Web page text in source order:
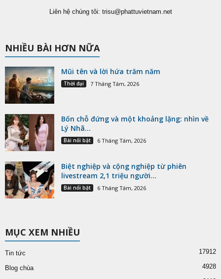
Liên hệ chúng tôi: trisu@phattuvietnam.net
NHIỀU BÀI HƠN NỮA
Mũi tên và lời hứa trăm năm
Thời đại 7 Tháng Tám, 2026
Bốn chỗ đứng và một khoảng lặng: nhìn về
Lý Nhã...
Bài nổi bật 6 Tháng Tám, 2026
Biệt nghiệp và cộng nghiệp từ phiên
livestream 2,1 triệu người...
Bài nổi bật 6 Tháng Tám, 2026
MỤC XEM NHIỀU
Tin tức 17912
Blog chùa 4928